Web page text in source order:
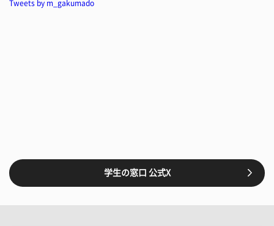
Tweets by m_gakumado
学生の窓口 公式X